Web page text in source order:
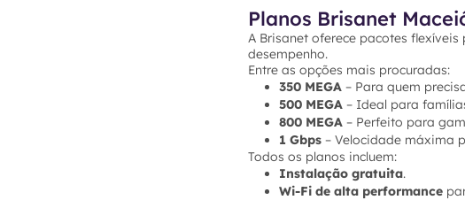
Planos Brisanet
A Brisanet oferece pacotes
desempenho.
Entre as opções mais procuradas:
350 MEGA – Para quem
500 MEGA – Ideal para
800 MEGA – Perfeito para
1 Gbps – Velocidade máxima
Todos os planos incluem:
Instalação gratuita.
Wi-Fi de alta performance